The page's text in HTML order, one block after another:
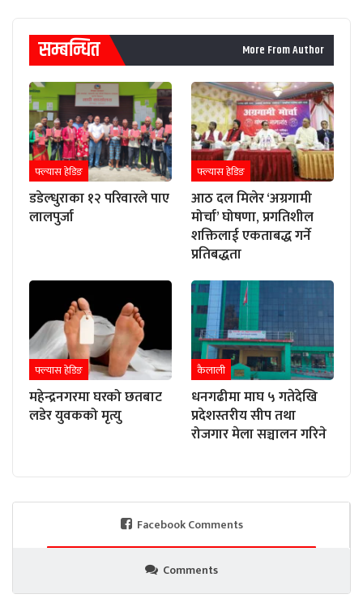
सम्बन्धित More From Author
फ्ल्यास हेडिङ
डडेल्धुराका १२ परिवारले पाए
लालपुर्जा
फ्ल्यास हेडिङ
आठ दल मिलेर ‘अग्रगामी
मोर्चा’ घोषणा, प्रगतिशील
शक्तिलाई एकताबद्ध गर्ने
प्रतिबद्धता
फ्ल्यास हेडिङ
महेन्द्रनगरमा घरको छतबाट
लडेर युवकको मृत्यु
कैलाली
धनगढीमा माघ ५ गतेदेखि
प्रदेशस्तरीय सीप तथा
रोजगार मेला सञ्चालन गरिने
Facebook Comments
Comments